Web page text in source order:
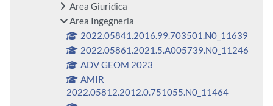
Area Giuridica
Area Ingegneria
2022.05841.2016.99.703501.N0_11639
2022.05861.2021.5.A005739.N0_11246
ADV GEOM 2023
AMIR
2022.05812.2012.0.751055.N0_11464